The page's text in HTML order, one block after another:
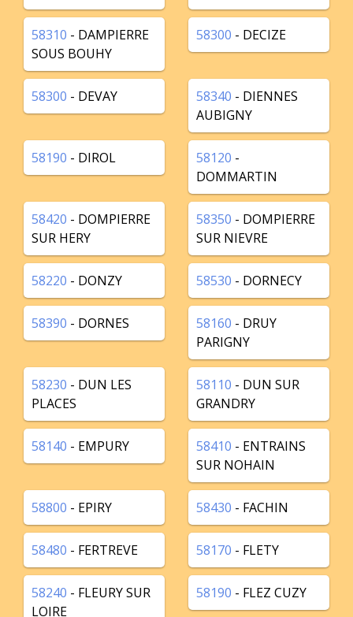
58310 - DAMPIERRE
SOUS BOUHY
58300 - DECIZE
58300 - DEVAY 58340 - DIENNES
AUBIGNY
58190 - DIROL 58120 -
DOMMARTIN
58420 - DOMPIERRE
SUR HERY
58350 - DOMPIERRE
SUR NIEVRE
58220 - DONZY 58530 - DORNECY
58390 - DORNES 58160 - DRUY
PARIGNY
58230 - DUN LES
PLACES
58110 - DUN SUR
GRANDRY
58140 - EMPURY 58410 - ENTRAINS
SUR NOHAIN
58800 - EPIRY 58430 - FACHIN
58480 - FERTREVE 58170 - FLETY
58240 - FLEURY SUR
LOIRE
58190 - FLEZ CUZY